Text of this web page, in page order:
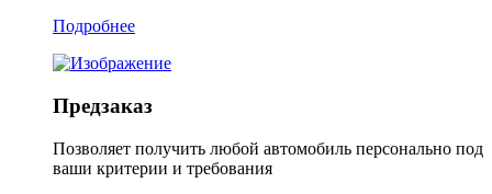
Подробнее
Предзаказ
Позволяет получить любой автомобиль персонально под
ваши критерии и требования